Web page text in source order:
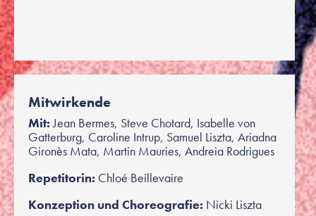
Mitwirkende
Mit:Jean Bermes, Steve Chotard, Isabelle von
Gatterburg, Caroline Intrup, Samuel Liszta, Ariadna
Gironès Mata, Martin Mauries, Andreia Rodrigues
Repetitorin: Chloé Beillevaire
Konzeption und Choreografie: Nicki Liszta